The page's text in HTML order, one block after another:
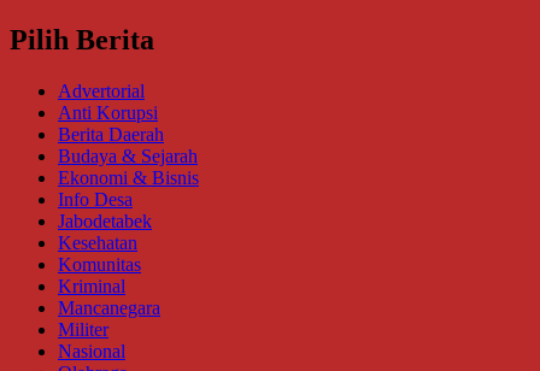
Pilih Berita
Advertorial
Anti Korupsi
Berita Daerah
Budaya & Sejarah
Ekonomi & Bisnis
Info Desa
Jabodetabek
Kesehatan
Komunitas
Kriminal
Mancanegara
Militer
Nasional